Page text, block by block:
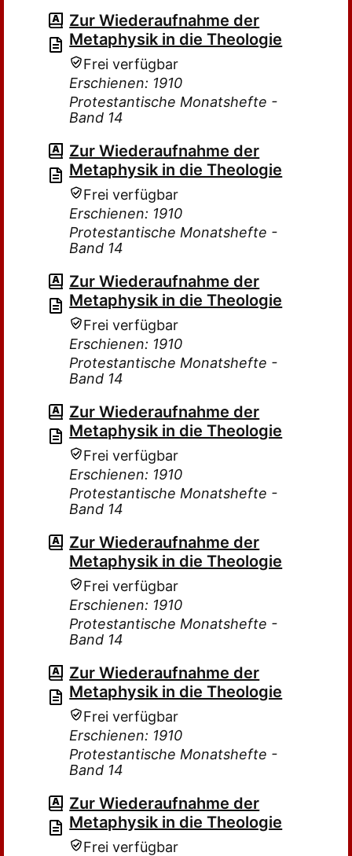
Zur Wiederaufnahme der
Metaphysik in die Theologie
Frei verfügbar
Erschienen: 1910
Protestantische Monatshefte -
Band 14
Zur Wiederaufnahme der
Metaphysik in die Theologie
Frei verfügbar
Erschienen: 1910
Protestantische Monatshefte -
Band 14
Zur Wiederaufnahme der
Metaphysik in die Theologie
Frei verfügbar
Erschienen: 1910
Protestantische Monatshefte -
Band 14
Zur Wiederaufnahme der
Metaphysik in die Theologie
Frei verfügbar
Erschienen: 1910
Protestantische Monatshefte -
Band 14
Zur Wiederaufnahme der
Metaphysik in die Theologie
Frei verfügbar
Erschienen: 1910
Protestantische Monatshefte -
Band 14
Zur Wiederaufnahme der
Metaphysik in die Theologie
Frei verfügbar
Erschienen: 1910
Protestantische Monatshefte -
Band 14
Zur Wiederaufnahme der
Metaphysik in die Theologie
Frei verfügbar